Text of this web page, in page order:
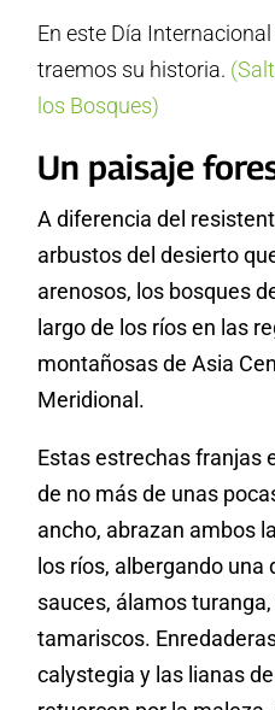
En este Día
traemos su historia.
los Bosques)
Un paisaje
A diferencia del
arbustos del desierto
arenosos, los bosques
largo de los ríos en las
montañosas de Asia
Meridional.
Estas estrechas franjas
de no más de unas
ancho, abrazan ambos
los ríos, albergando una
sauces, álamos
tamariscos.
calystegia y las lianas